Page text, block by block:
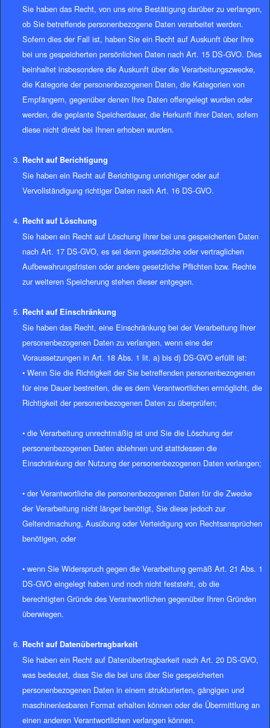
Sie haben das Recht, von uns eine Bestätigung darüber zu verlangen,
ob Sie betreffende personenbezogene Daten verarbeitet werden.
Sofern dies der Fall ist, haben Sie ein Recht auf Auskunft über Ihre
bei uns gespeicherten persönlichen Daten nach Art. 15 DS-GVO. Dies
beinhaltet insbesondere die Auskunft über die Verarbeitungszwecke,
die Kategorie der personenbezogenen Daten, die Kategorien von
Empfängern, gegenüber denen Ihre Daten offengelegt wurden oder
werden, die geplante Speicherdauer, die Herkunft ihrer Daten, sofern
diese nicht direkt bei Ihnen erhoben wurden.
Recht auf Berichtigung
Sie haben ein Recht auf Berichtigung unrichtiger oder auf
Vervollständigung richtiger Daten nach Art. 16 DS-GVO.
Recht auf Löschung
Sie haben ein Recht auf Löschung Ihrer bei uns gespeicherten Daten
nach Art. 17 DS-GVO, es sei denn gesetzliche oder vertraglichen
Aufbewahrungsfristen oder andere gesetzliche Pflichten bzw. Rechte
zur weiteren Speicherung stehen dieser entgegen.
Recht auf Einschränkung
Sie haben das Recht, eine Einschränkung bei der Verarbeitung Ihrer
personenbezogenen Daten zu verlangen, wenn eine der
Voraussetzungen in Art. 18 Abs. 1 lit. a) bis d) DS-GVO erfüllt ist:
• Wenn Sie die Richtigkeit der Sie betreffenden personenbezogenen
für eine Dauer bestreiten, die es dem Verantwortlichen ermöglicht, die
Richtigkeit der personenbezogenen Daten zu überprüfen;
• die Verarbeitung unrechtmäßig ist und Sie die Löschung der
personenbezogenen Daten ablehnen und stattdessen die
Einschränkung der Nutzung der personenbezogenen Daten verlangen;
• der Verantwortliche die personenbezogenen Daten für die Zwecke
der Verarbeitung nicht länger benötigt, Sie diese jedoch zur
Geltendmachung, Ausübung oder Verteidigung von Rechtsansprüchen
benötigen, oder
• wenn Sie Widerspruch gegen die Verarbeitung gemäß Art. 21 Abs. 1
DS-GVO eingelegt haben und noch nicht feststeht, ob die
berechtigten Gründe des Verantwortlichen gegenüber Ihren Gründen
überwiegen.
Recht auf Datenübertragbarkeit
Sie haben ein Recht auf Datenübertragbarkeit nach Art. 20 DS-GVO,
was bedeutet, dass Sie die bei uns über Sie gespeicherten
personenbezogenen Daten in einem strukturierten, gängigen und
maschinenlesbaren Format erhalten können oder die Übermittlung an
einen anderen Verantwortlichen verlangen können.